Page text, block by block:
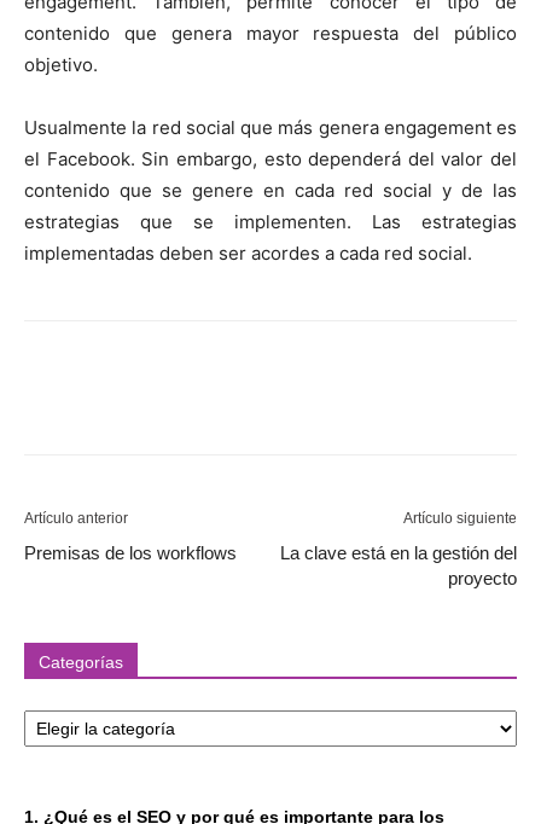
contenido que genera mayor respuesta del público
objetivo.
Usualmente la red social que más genera engagement es
el Facebook. Sin embargo, esto dependerá del valor del
contenido que se genere en cada red social y de las
estrategias que se implementen. Las estrategias
implementadas deben ser acordes a cada red social.
Artículo anterior
Premisas de los workflows
Artículo siguiente
La clave está en la gestión del
proyecto
Categorías
1. ¿Qué es el SEO y por qué es importante para los